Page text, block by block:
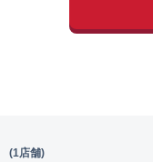
(1店舗)